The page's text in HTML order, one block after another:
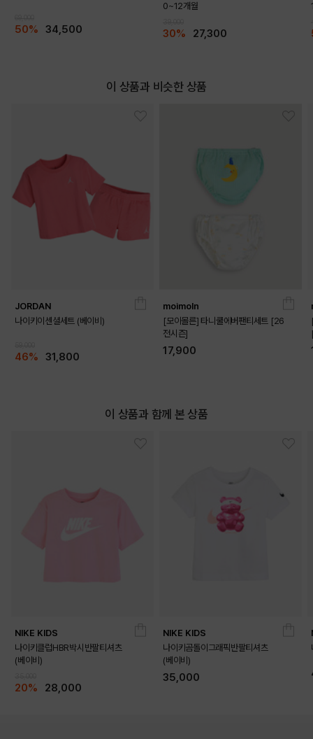
DETAILS
50% 34,500
0~12개월
30% 27,300
이 상품과 비슷한 상품
JORDAN
나이키이센셜세트 (베이비)
46% 31,800
moimoln
[모이몰른] 타니쿨에버팬티세트 [26
전시즌]
17,900
이 상품과 함께 본 상품
NIKE KIDS
나이키클럽HBR박시반팔티셔츠
(베이비)
20% 28,000
NIKE KIDS
나이키곰돌이그래픽반팔티셔츠
(베이비)
35,000